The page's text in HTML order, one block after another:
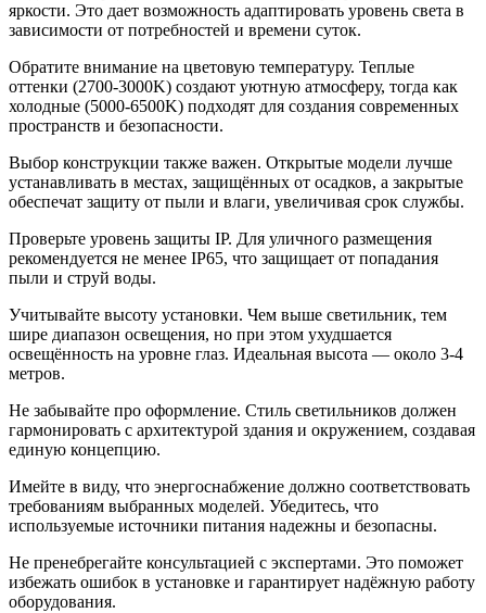
яркости. Это дает возможность адаптировать уровень света в
зависимости от потребностей и времени суток.
Обратите внимание на цветовую температуру. Теплые
оттенки (2700-3000K) создают уютную атмосферу, тогда как
холодные (5000-6500K) подходят для создания современных
пространств и безопасности.
Выбор конструкции также важен. Открытые модели лучше
устанавливать в местах, защищённых от осадков, а закрытые
обеспечат защиту от пыли и влаги, увеличивая срок службы.
Проверьте уровень защиты IP. Для уличного размещения
рекомендуется не менее IP65, что защищает от попадания
пыли и струй воды.
Учитывайте высоту установки. Чем выше светильник, тем
шире диапазон освещения, но при этом ухудшается
освещённость на уровне глаз. Идеальная высота — около 3-4
метров.
Не забывайте про оформление. Стиль светильников должен
гармонировать с архитектурой здания и окружением, создавая
единую концепцию.
Имейте в виду, что энергоснабжение должно соответствовать
требованиям выбранных моделей. Убедитесь, что
используемые источники питания надежны и безопасны.
Не пренебрегайте консультацией с экспертами. Это поможет
избежать ошибок в установке и гарантирует надёжную работу
оборудования.